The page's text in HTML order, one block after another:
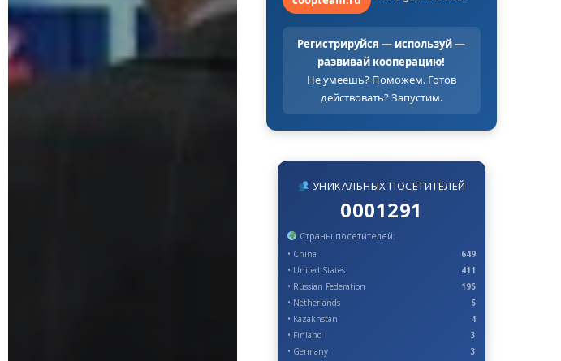
Регистрируйся — используй —
развивай кооперацию!
Не умеешь? Поможем. Готов
действовать? Запустим.
УНИКАЛЬНЫХ ПОСЕТИТЕЛЕЙ
0001291
Страны посетителей:
• China
649
• United States
411
• Russian Federation
195
• Netherlands
5
• Kazakhstan
4
• Finland
3
• Germany
3